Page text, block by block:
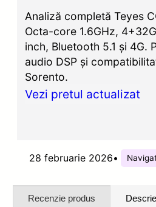
Analiză completă Teyes
Octa-core 1.6GHz,
inch, Bluetooth 5.1 și 4G.
audio DSP și
Sorento.
Vezi pretul actualizat
28 februarie 2026•
Recenzie produs